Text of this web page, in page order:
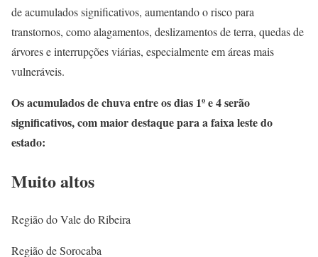
de acumulados significativos, aumentando o risco para
transtornos, como alagamentos, deslizamentos de terra, quedas de
árvores e interrupções viárias, especialmente em áreas mais
vulneráveis.
Os acumulados de chuva entre os dias 1º e 4 serão
significativos, com maior destaque para a faixa leste do
estado:
Muito altos
Região do Vale do Ribeira
Região de Sorocaba